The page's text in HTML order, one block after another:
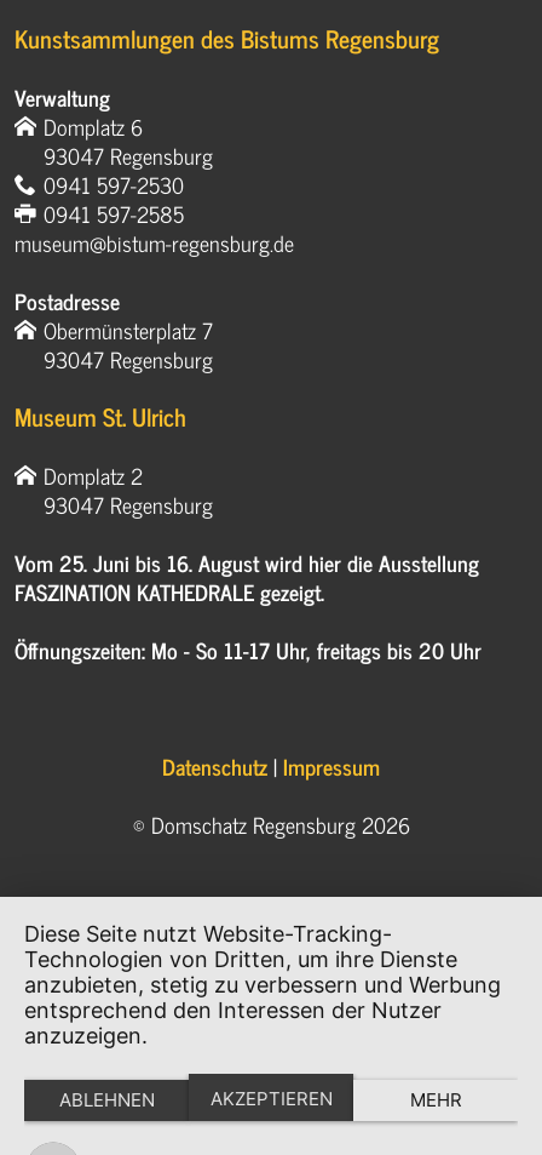
Kunstsammlungen des Bistums Regensburg
Verwaltung
Domplatz 6
93047 Regensburg
0941 597-2530
0941 597-2585
museum@bistum-regensburg.de
Postadresse
Obermünsterplatz 7
93047 Regensburg
Museum St. Ulrich
Domplatz 2
93047 Regensburg
Vom 25. Juni bis 16. August wird hier die Ausstellung
FASZINATION KATHEDRALE gezeigt.
Öffnungszeiten: Mo - So 11-17 Uhr, freitags bis 20 Uhr
Datenschutz|Impressum
© Domschatz Regensburg 2026
Diese Seite nutzt Website-Tracking-
Technologien von Dritten, um ihre Dienste
anzubieten, stetig zu verbessern und Werbung
entsprechend den Interessen der Nutzer
anzuzeigen.
ABLEHNEN AKZEPTIEREN MEHR